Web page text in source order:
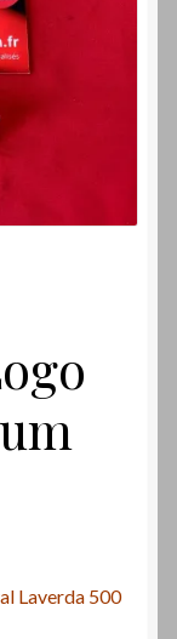
Laverda 500